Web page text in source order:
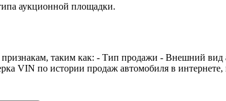
аукционной площадки.
таким как: - Тип продажи - Внешний
VIN по истории продаж автомобиля в